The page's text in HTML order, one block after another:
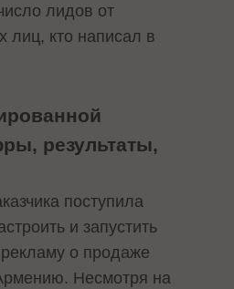
лидов от
лиц, кто написал в
результаты,
поступила
и запустить
о продаже
Несмотря на